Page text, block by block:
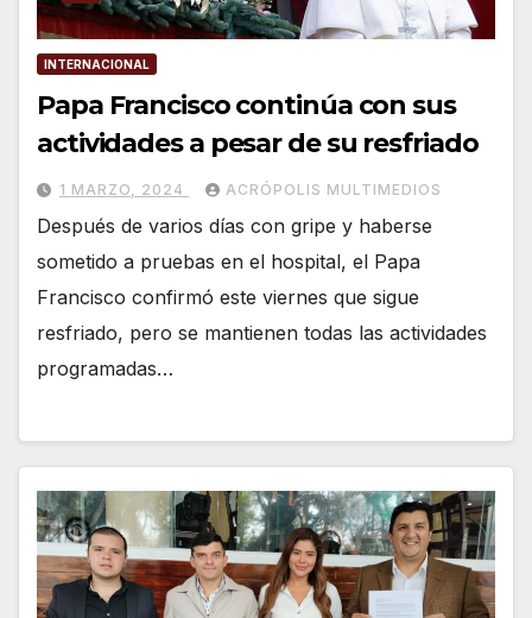
INTERNACIONAL
Papa Francisco continúa con sus
actividades a pesar de su resfriado
1 MARZO, 2024 ACRÓPOLIS MULTIMEDIOS
Después de varios días con gripe y haberse
sometido a pruebas en el hospital, el Papa
Francisco confirmó este viernes que sigue
resfriado, pero se mantienen todas las actividades
programadas…